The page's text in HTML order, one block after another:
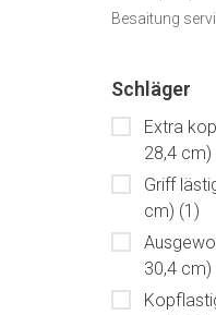
Besaitung
Schläger
Extra
28,4 cm)
Griff
cm) (1)
30,4 cm)